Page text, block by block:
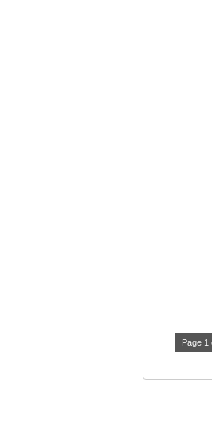
Page 1